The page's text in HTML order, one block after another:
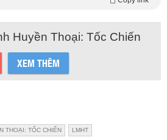
Huyền Thoại: Tốc Chiến
XEM THÊM
THOẠI: TỐC CHIẾN LMHT